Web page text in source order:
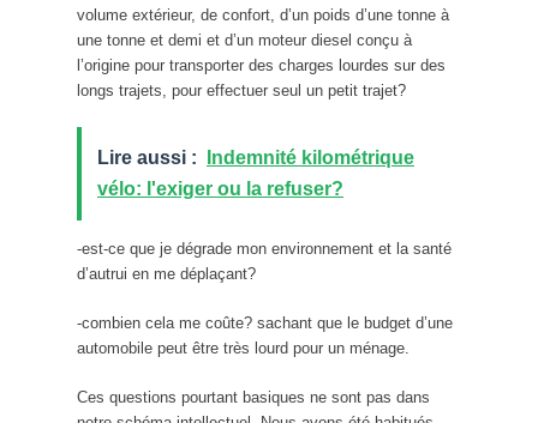
volume extérieur, de confort, d’un poids d’une tonne à
une tonne et demi et d’un moteur diesel conçu à
l’origine pour transporter des charges lourdes sur des
longs trajets, pour effectuer seul un petit trajet?
Lire aussi :
Indemnité kilométrique
vélo: l'exiger ou la refuser?
-est-ce que je dégrade mon environnement et la santé
d’autrui en me déplaçant?
-combien cela me coûte? sachant que le budget d’une
automobile peut être très lourd pour un ménage.
Ces questions pourtant basiques ne sont pas dans